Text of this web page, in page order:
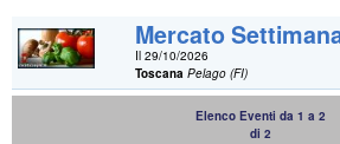
Mercato
Il 29/10/2026
Toscana Pelago (FI)
Elenco Eventi da 1 a 2
di 2